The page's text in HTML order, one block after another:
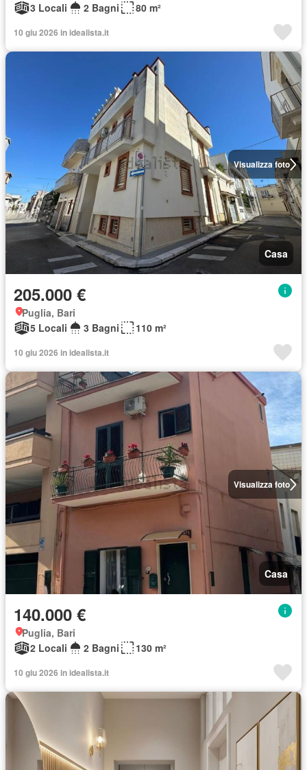
3 Locali
2 Bagni 80 m²
10 giu 2026 in idealista.it
Visualizza foto
Casa
205.000 €
Puglia, Bari
5 Locali
3 Bagni 110 m²
10 giu 2026 in idealista.it
Visualizza foto
Casa
140.000 €
Puglia, Bari
2 Locali
2 Bagni 130 m²
10 giu 2026 in idealista.it